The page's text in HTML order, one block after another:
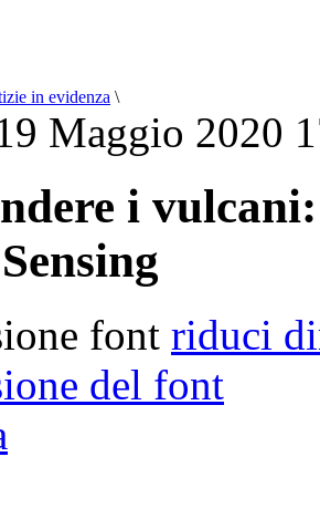
in evidenza \
Maggio 2020
i
font riduci
del font